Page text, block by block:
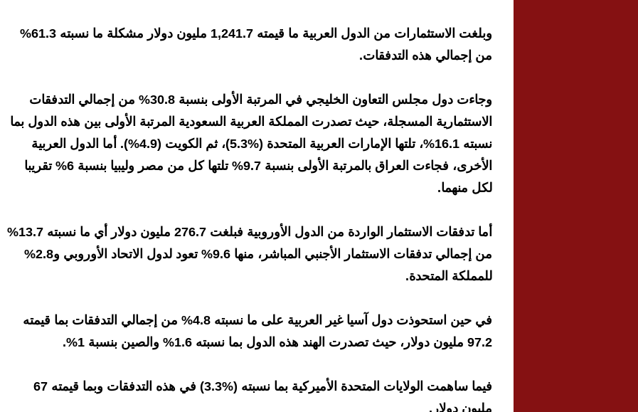
وبلغت الاستثمارات من الدول العربية ما قيمته 1,241.7 مليون دولار مشكلة ما نسبته 61.3%
من إجمالي هذه التدفقات.
وجاءت دول مجلس التعاون الخليجي في المرتبة الأولى بنسبة 30.8% من إجمالي التدفقات
الاستثمارية المسجلة، حيث تصدرت المملكة العربية السعودية المرتبة الأولى بين هذه الدول بما
نسبته 16.1%، تلتها الإمارات العربية المتحدة (%5.3)، ثم الكويت (4.9%). أما الدول العربية
الأخرى، فجاءت العراق بالمرتبة الأولى بنسبة 9.7% تلتها كل من مصر وليبيا بنسبة 6% تقريبا
لكل منهما.
أما تدفقات الاستثمار الواردة من الدول الأوروبية فبلغت 276.7 مليون دولار أي ما نسبته 13.7%
من إجمالي تدفقات الاستثمار الأجنبي المباشر، منها 9.6% تعود لدول الاتحاد الأوروبي و2.8%
للمملكة المتحدة.
في حين استحوذت دول آسيا غير العربية على ما نسبته 4.8% من إجمالي التدفقات بما قيمته
97.2 مليون دولار، حيث تصدرت الهند هذه الدول بما نسبته 1.6% والصين بنسبة 1%.
فيما ساهمت الولايات المتحدة الأميركية بما نسبته (%3.3) في هذه التدفقات وبما قيمته 67
مليون دولار.